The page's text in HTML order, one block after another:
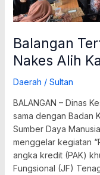
Balangan
Nakes Alih
Daerah / Sultan
BALANGAN – Dinas
sama dengan Badan
Sumber Daya
menggelar kegiatan
angka kredit (PAK)
Fungsional (JF)